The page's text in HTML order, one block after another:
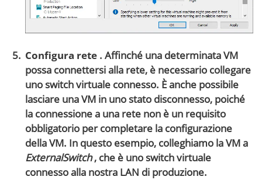
Configura rete . Affinché una determinata VM
possa connettersi alla rete, è necessario collegare
uno switch virtuale connesso. È anche possibile
lasciare una VM in uno stato disconnesso, poiché
la connessione a una rete non è un requisito
obbligatorio per completare la configurazione
della VM. In questo esempio, colleghiamo la VM a
ExternalSwitch, che è uno switch virtuale
connesso alla nostra LAN di produzione.